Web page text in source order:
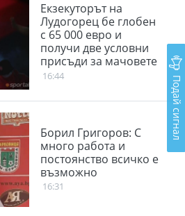
Екзекуторът на
Лудогорец бе глобен
с 65 000 евро и
получи две условни
присъди за мачовете
с "орлите"
16:44
Борил Григоров: С
много работа и
постоянство всичко е
възможно
16:31
Подай сигнал